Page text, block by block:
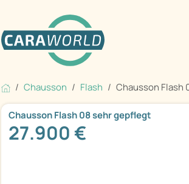
Chausson Flash Chausson Flash
Chausson Flash 08 sehr gepflegt
27.900 €